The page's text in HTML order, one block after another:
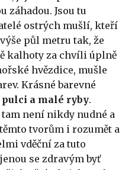
záhadou. Jsou tu
ostrých mušlí, kteří
půl metru tak, že
kalhoty za chvíli úplně
hvězdice, mušle
Krásné barevné
a malé ryby.
není nikdy nudné a
tvorům i rozumět a
vděční za tuto
se zdravým byť